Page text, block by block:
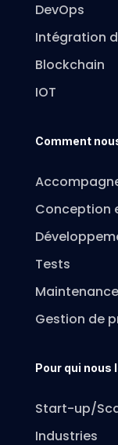
DevOps
Intégration
Blockchain
IOT
Comment
Conception
Tests
Maintenance
Gestion de
Pour qui nous
Start-up/
Industries